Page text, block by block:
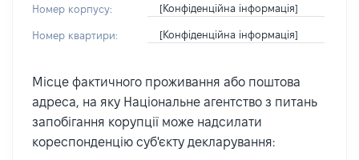
Номер корпусу: [Конфіденційна інформація]
Номер квартири: [Конфіденційна інформація]
Місце фактичного проживання або поштова
адреса, на яку Національне агентство з питань
запобігання корупції може надсилати
кореспонденцію суб'єкту декларування: